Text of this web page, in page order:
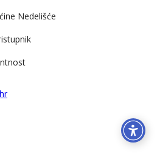
Nedelišće